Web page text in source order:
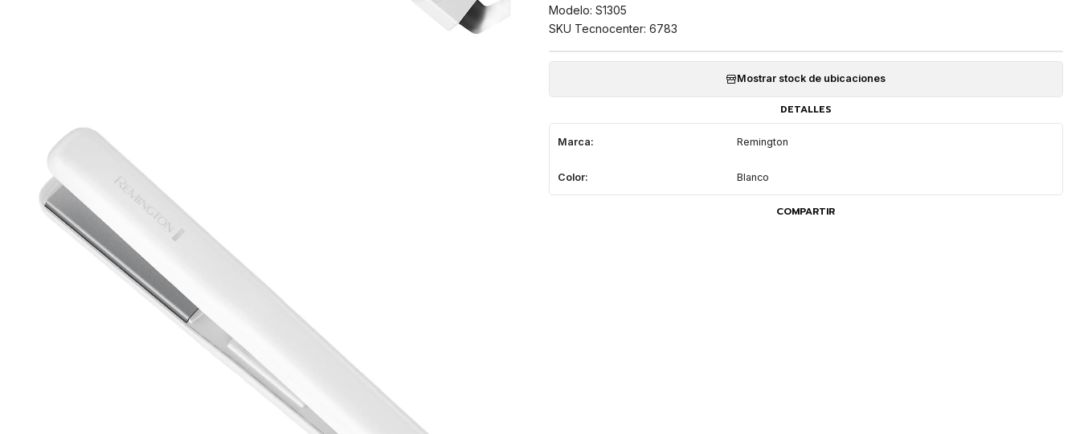
Modelo: S1305
SKU Tecnocenter: 6783
Mostrar stock de ubicaciones
DETALLES
Marca: Remington
Color: Blanco
COMPARTIR